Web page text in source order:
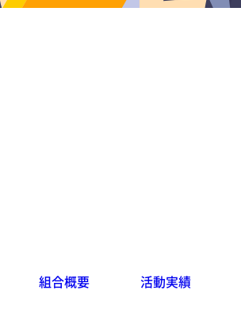
組合概要 活動実績